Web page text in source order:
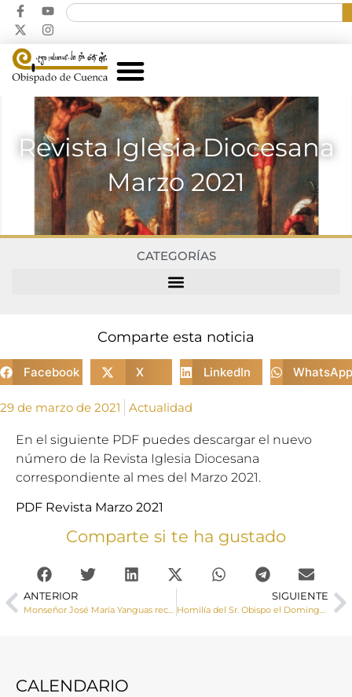
Revista Iglesia Diocesana
Marzo 2021
CATEGORÍAS
Comparte esta noticia
Facebook X LinkedIn WhatsApp
29 de marzo de 2021 Actualidad
En el siguiente PDF puedes descargar el nuevo
número de la Revista Iglesia Diocesana
correspondiente al mes del Marzo 2021.
PDF Revista Marzo 2021
Comparte si te ha gustado
ANTERIOR
Monseñor José María Yanguas recuerda que nos disponemos «a vivir los días más santos de nuestro calendario litúrgico»
SIGUIENTE
Homilía del Sr. Obispo el Domingo de Ramos
CALENDARIO